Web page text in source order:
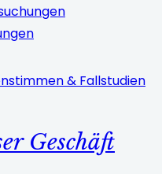
& Fallstudien
Geschäft